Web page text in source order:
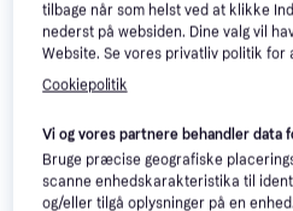
30 W - Black/Glow
Yellow
Kayano
White/
1.350 kr.
Eller 3
tilbage når som helst ved at klikke
nederst på websiden. Dine valg vil
Website. Se vores privatliv politik for
Cookiepolitik
Vi og vores partnere behandler data
Bruge præcise geografiske
scanne enhedskarakteristika til
og/eller tilgå oplysninger på en